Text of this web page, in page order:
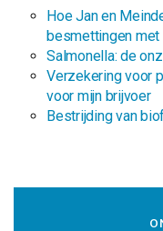
Hoe Jan en
besmettingen met
Salmonella: de
Verzekering voor
voor mijn brijvoer
Bestrijding van